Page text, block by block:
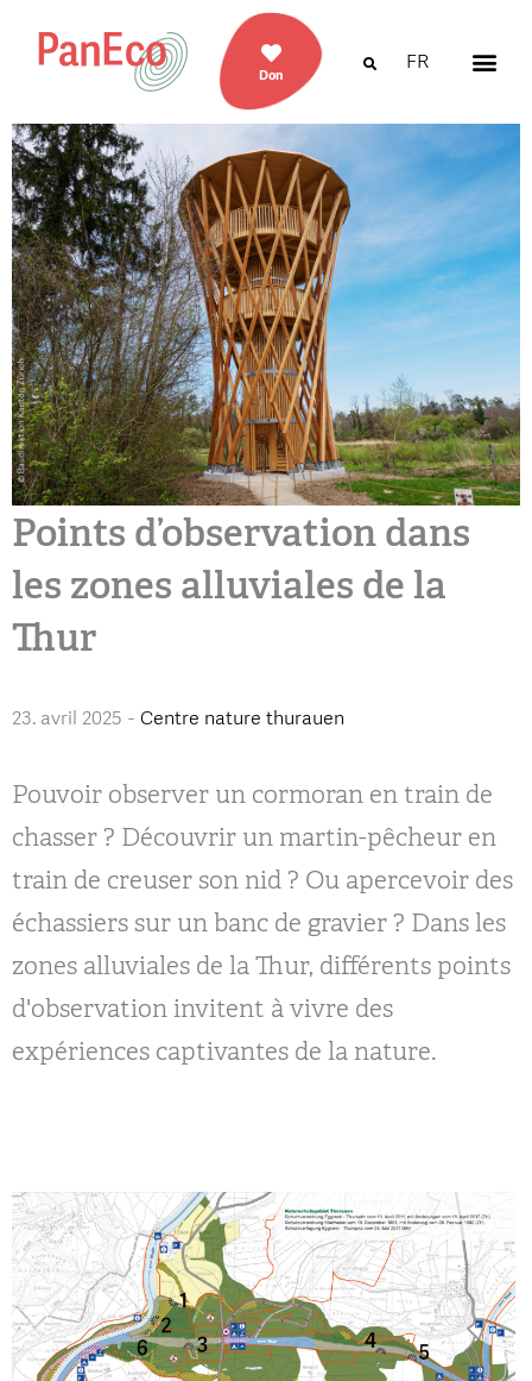
Don
FR
Points d’observation dans
les zones alluviales de la
Thur
23. avril 2025 - Centre nature thurauen
Pouvoir observer un cormoran en train de
chasser ? Découvrir un martin-pêcheur en
train de creuser son nid ? Ou apercevoir des
échassiers sur un banc de gravier ? Dans les
zones alluviales de la Thur, différents points
d'observation invitent à vivre des
expériences captivantes de la nature.